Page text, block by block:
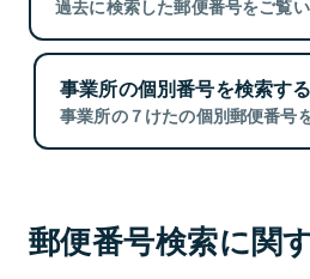
過去に検索した郵便番号をご覧い
事業所の個別番号を検索する
事業所の７けたの個別郵便番号
郵便番号検索に関